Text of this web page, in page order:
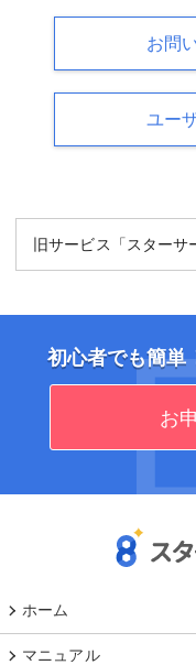
お問
ユー
旧サービス「スター
初心者でも簡単
お
ホーム
マニュアル